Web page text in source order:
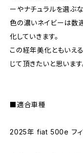
ーやナチュラルを選ぶな
色の濃いネイビーは数
化していきます。
この経年美化ともいえ
じて頂きたいと思います
■適合車種
2025年 fiat 500e フィ